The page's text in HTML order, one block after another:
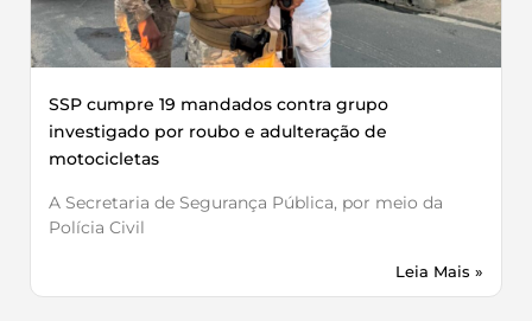
SSP cumpre 19 mandados contra grupo
investigado por roubo e adulteração de
motocicletas
A Secretaria de Segurança Pública, por meio da
Polícia Civil
Leia Mais »